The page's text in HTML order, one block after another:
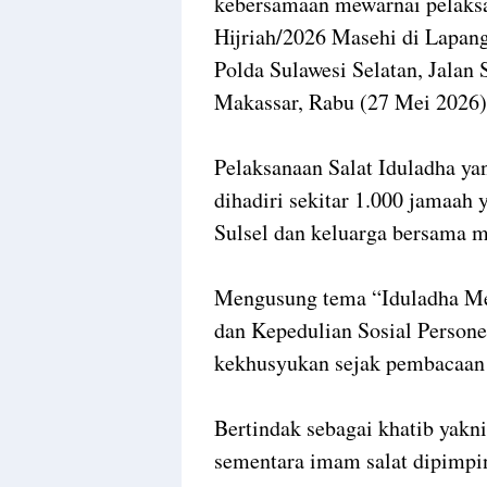
Hijriah/2026 Masehi di
Polda Sulawesi Selatan,
Makassar, Rabu (27 Mei
Pelaksanaan Salat Iduladha
dihadiri sekitar 1.000 jamaah
Sulsel dan keluarga bersama
Mengusung tema “Iduladha
dan Kepedulian Sosial
kekhusyukan sejak
Bertindak sebagai khatib
sementara imam salat